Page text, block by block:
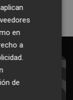
tu email
en
a
.
de